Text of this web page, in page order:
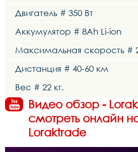
Двигатель # 350 Вт
Аккумулятор # 8Ah Li-ion
Максимальная скорость #
Дистанция # 40-60 км
Вес # 22 кг.
Видео обзор - Lorak
смотреть онлайн
Loraktrade